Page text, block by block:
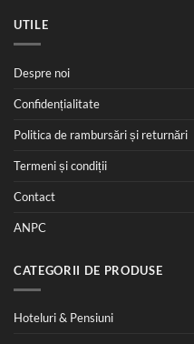
UTILE
Despre noi
Confidențialitate
Politica de rambursări și returnări
Termeni și condiții
Contact
ANPC
CATEGORII DE PRODUSE
Hoteluri & Pensiuni